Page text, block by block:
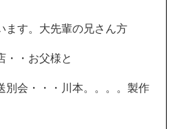
ます。大先輩の兄さん方
・・お父様と
会・・・川本。。。。製作